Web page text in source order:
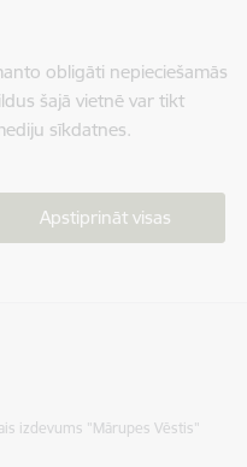
obligāti nepieciešamās
šajā vietnē var tikt
sīkdatnes.
Apstiprināt visas
izdevums "Mārupes Vēstis"